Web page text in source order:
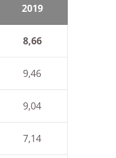
2019
8,66
9,46
9,04
7,14